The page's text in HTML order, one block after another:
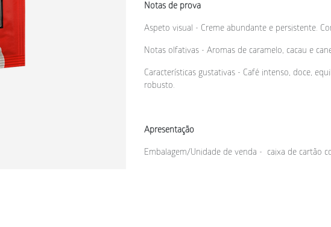
Notas de prova
Aspeto visual - Creme abundante e persistente.
Notas olfativas - Aromas de caramelo, cacau e
Características gustativas - Café intenso, doce,
robusto.
Apresentação
Embalagem/Unidade de venda - caixa de